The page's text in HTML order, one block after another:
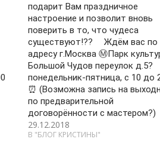
подарит Вам праздничное
настроение и позволит вновь
поверить в то, что чудеса
существуют!?? ⠀ Ждём вас по
адресу г.Москва Ⓜ️Парк
Большой Чудов переулок д.5?
понедельник-пятница, с 10 до
⏰ (Возможна запись на
по предварительной
договорённости с мастером?)
29.12.2018
В "БЛОГ КРИСТИНЫ"